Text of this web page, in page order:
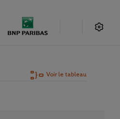
Voir le tableau